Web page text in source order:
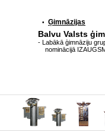
• Ģimnāzijas
Balvu Valsts
- Labākā ģimnāziju
nominācijā